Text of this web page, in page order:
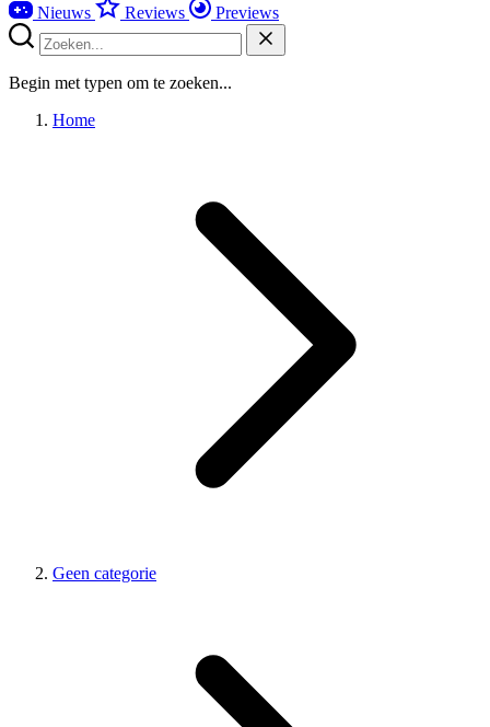
Nieuws
Reviews Previews
Begin met typen om te zoeken...
Home
Geen categorie